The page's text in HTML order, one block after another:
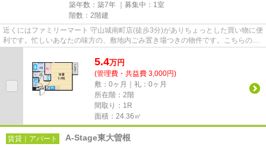
築年数：築7年 ｜募集中： 1室
階数：2階建
近くにはファミリーマート 守山城南町店(徒歩3分)がありちょっとした買い物に便
利です。忙しいあなたの味方の、敷地内ごみ置き場つきの物件です。こちらの物
5.4万円
(管理費・共益費 3,000円)
敷：0ヶ月｜礼：0ヶ月
所在階：2階
間取り：1R
面積：24.36㎡
賃貸｜アパート A-Stage東大曽根